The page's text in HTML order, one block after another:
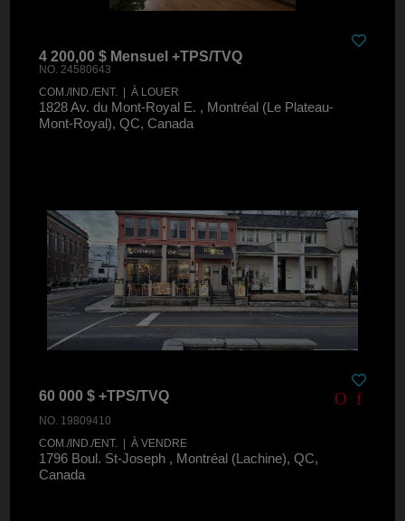
4 200,00 $ Mensuel +TPS/TVQ
NO. 24580643
COM./IND./ENT. | À LOUER
1828 Av. du Mont-Royal E. , Montréal (Le Plateau-
Mont-Royal), QC, Canada
60 000 $ +TPS/TVQ
NO. 19809410
COM./IND./ENT. | À VENDRE
1796 Boul. St-Joseph , Montréal (Lachine), QC,
Canada